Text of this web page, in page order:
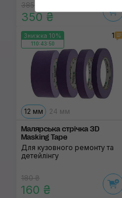
385 ₴
350 ₴
Знижка 10%
110:43:50
1
12 мм 24 мм
Малярська стрічка 3D
Masking Tape
Для кузовного ремонту та
детейлінгу
180 ₴
160 ₴